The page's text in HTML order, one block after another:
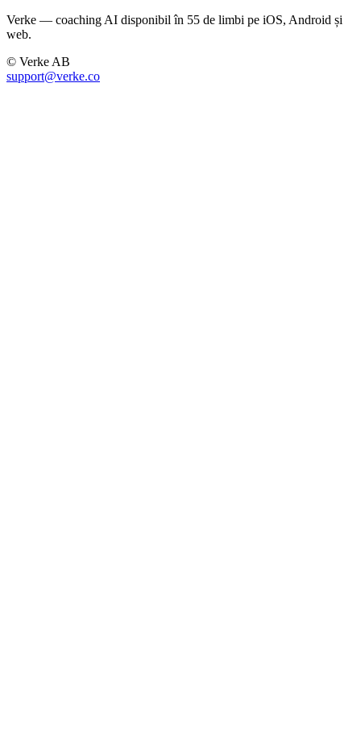
Verke — coaching AI disponibil în 55 de limbi pe iOS, Android și
web.
© Verke AB
support@verke.co